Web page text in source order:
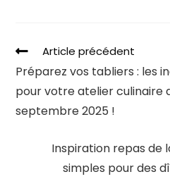
Article précédent
Préparez vos tabliers : les
pour votre atelier culinaire
septembre 2025 !
Inspiration repas de
simples pour des